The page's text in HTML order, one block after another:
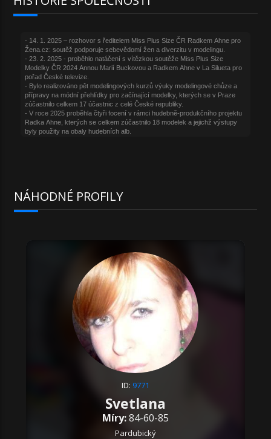
NÁHODNÉ PROFILY
ID: 9771
Svetlana
Míry:84-60-85
Pardubický